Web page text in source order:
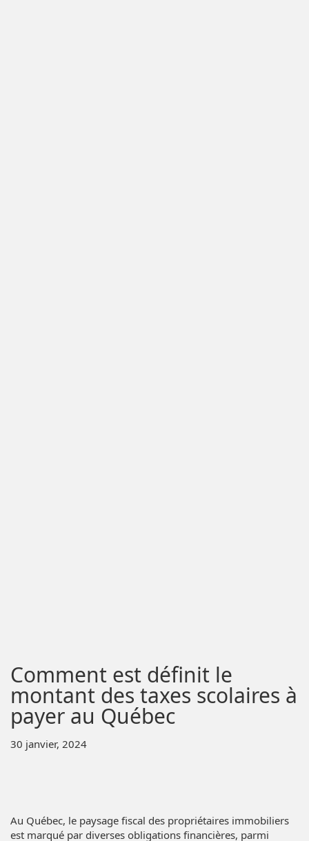
Comment est définit le
montant des taxes scolaires à
payer au Québec
30 janvier, 2024
Au Québec, le paysage fiscal des propriétaires immobiliers
est marqué par diverses obligations financières, parmi